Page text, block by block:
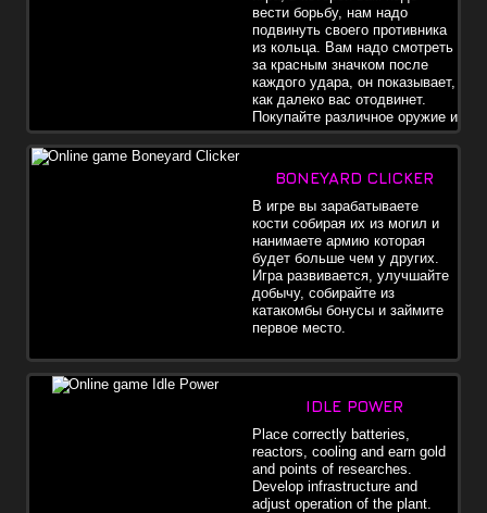
вести борьбу, нам надо
подвинуть своего противника
из кольца. Вам надо смотреть
за красным значком после
каждого удара, он показывает,
как далеко вас отодвинет.
Покупайте различное оружие и
улучшения.
BONEYARD CLICKER
В игре вы зарабатываете
кости собирая их из могил и
нанимаете армию которая
будет больше чем у других.
Игра развивается, улучшайте
добычу, собирайте из
катакомбы бонусы и займите
первое место.
IDLE POWER
Place correctly batteries,
reactors, cooling and earn gold
and points of researches.
Develop infrastructure and
adjust operation of the plant.